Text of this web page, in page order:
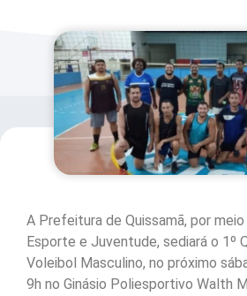
A Prefeitura de Quissamã, por
Esporte e Juventude, sediará o 1º
Voleibol Masculino, no próximo
9h no Ginásio Poliesportivo Walth